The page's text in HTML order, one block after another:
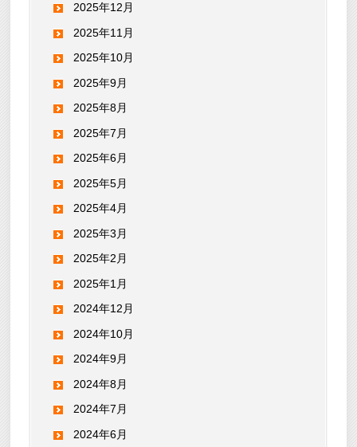
2025年12月
2025年11月
2025年10月
2025年9月
2025年8月
2025年7月
2025年6月
2025年5月
2025年4月
2025年3月
2025年2月
2025年1月
2024年12月
2024年10月
2024年9月
2024年8月
2024年7月
2024年6月